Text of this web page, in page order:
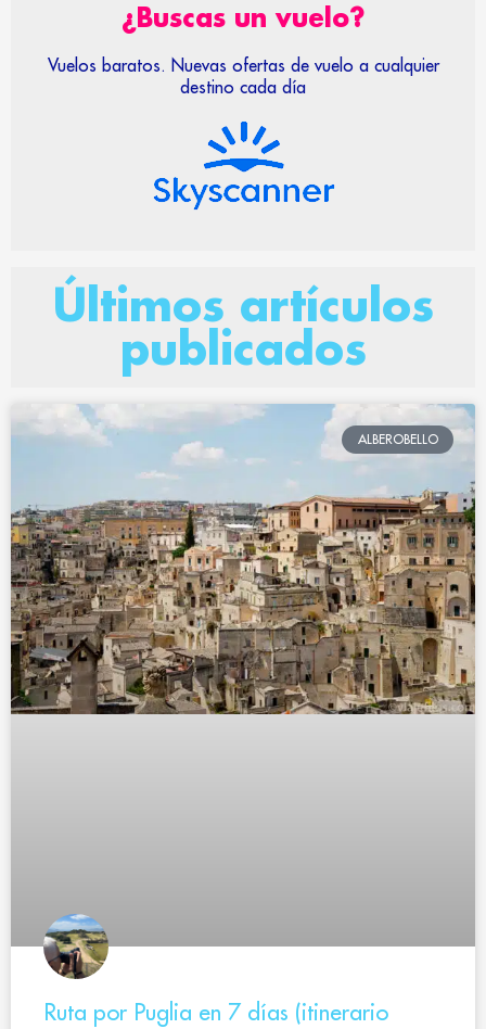
¿Buscas un vuelo?
Vuelos baratos. Nuevas ofertas de vuelo a cualquier
destino cada día
Últimos artículos
publicados
ALBEROBELLO
Ruta por Puglia en 7 días (itinerario